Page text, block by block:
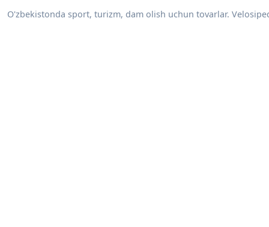
O'zbekistonda sport, turizm, dam olish uchun tovarlar.